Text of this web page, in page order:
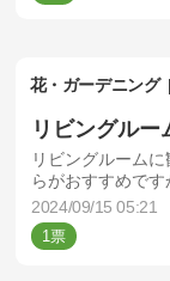
花・ガーデニング
リビングルー
リビングルーム
らがおすすめです
2024/09/15 05:21
1